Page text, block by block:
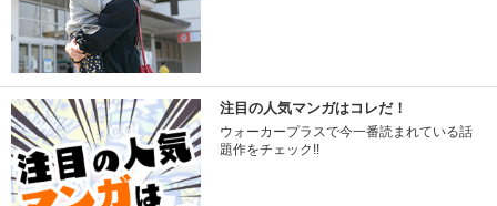
注目の人気マンガはコレだ！
ウォーカープラスで今一番読まれている話
題作をチェック!!